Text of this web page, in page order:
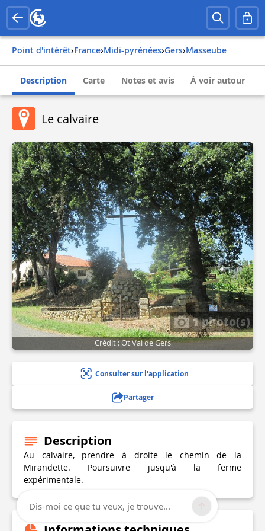
Point d'intérêt› france› midi-pyrénées› gers› masseube
Description Carte Notes et avis À voir autour
Le calvaire
1 photo(s)
Crédit : Ot Val de Gers
Consulter sur l'application
Partager
Description
Au calvaire, prendre à droite le chemin de la
Mirandette. Poursuivre jusqu'à la ferme
expérimentale.
Dis-moi ce que tu veux, je trouve...